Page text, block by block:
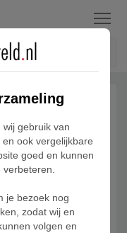
Menu
gebruik van
ook vergelijkbare
goed en kunnen
je bezoek nog
zodat wij en
volgen en